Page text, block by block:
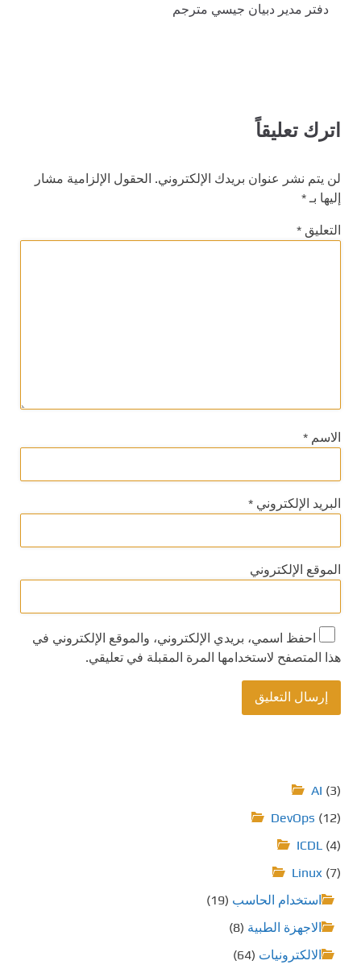
دفتر مدير دبيان جيسي مترجم
اترك تعليقاً
لن يتم نشر عنوان بريدك الإلكتروني. الحقول الإلزامية مشار
إليها بـ *
التعليق *
الاسم *
البريد الإلكتروني *
الموقع الإلكتروني
احفظ اسمي، بريدي الإلكتروني، والموقع الإلكتروني في
هذا المتصفح لاستخدامها المرة المقبلة في تعليقي.
AI (3)
DevOps (12)
ICDL (4)
Linux (7)
استخدام الحاسب (19)
الاجهزة الطبية (8)
الالكترونيات (64)